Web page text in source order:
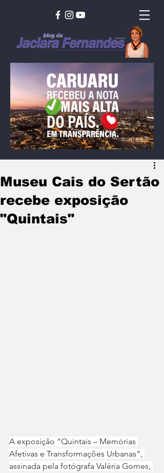
Museu Cais do Sertão
recebe exposição
"Quintais"
A exposição “Quintais – Memórias
Afetivas e Transformações Urbanas”,
assinada pela fotógrafa Valéria Gomes,